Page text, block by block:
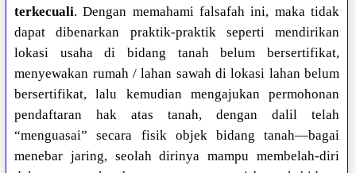
terkecuali. Dengan memahami falsafah ini, maka tidak
dapat dibenarkan praktik-praktik seperti mendirikan
lokasi usaha di bidang tanah belum bersertifikat,
menyewakan rumah / lahan sawah di lokasi lahan belum
bersertifikat, lalu kemudian mengajukan permohonan
pendaftaran hak atas tanah, dengan dalil telah
“menguasai” secara fisik objek bidang tanah—bagai
menebar jaring, seolah dirinya mampu membelah-diri